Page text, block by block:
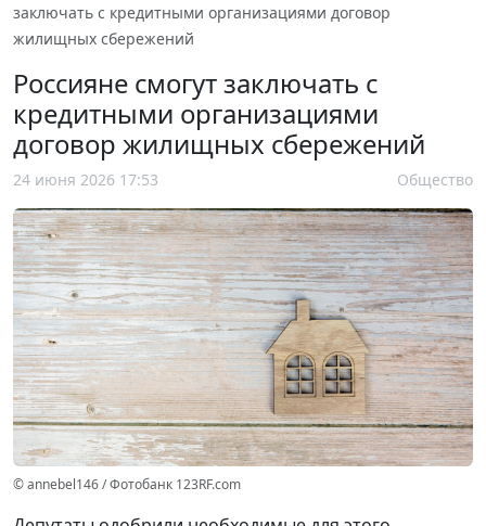
заключать с кредитными организациями договор
жилищных сбережений
Россияне смогут заключать с
кредитными организациями
договор жилищных сбережений
24 июня 2026 17:53 Общество
© annebel146 / Фотобанк 123RF.com